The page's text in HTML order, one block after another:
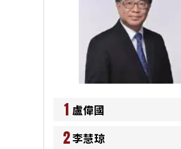
1 盧偉國
2李慧琼